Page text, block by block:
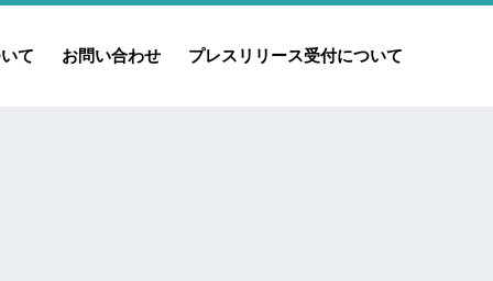
て お問い合わせ プレスリリース受付について